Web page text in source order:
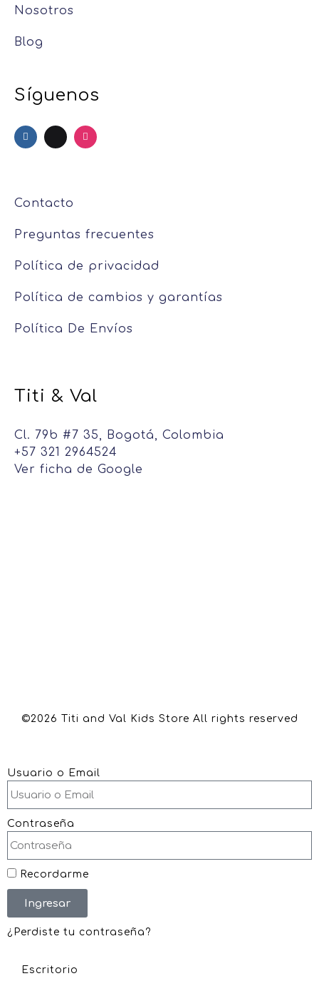
Nosotros
Blog
Síguenos
Contacto
Preguntas frecuentes
Política de privacidad
Política de cambios y garantías
Política De Envíos
Titi & Val
Cl. 79b #7 35, Bogotá, Colombia
+57 321 2964524
Ver ficha de Google
©2026 Titi and Val Kids Store All rights reserved
Usuario o Email
Contraseña
Recordarme
Ingresar
¿Perdiste tu contraseña?
Escritorio